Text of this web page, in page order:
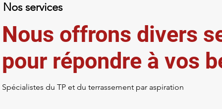
Nos services
Nous offrons divers
pour répondre à vos
Spécialistes du TP et du terrassement par aspiration